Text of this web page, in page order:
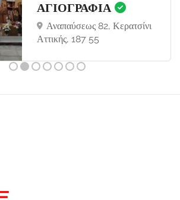
ΑΓΙΟΓΡΑΦΙΑ
Αναπαύσεως 82, Κερατσίνι
Αττικής, 187 55